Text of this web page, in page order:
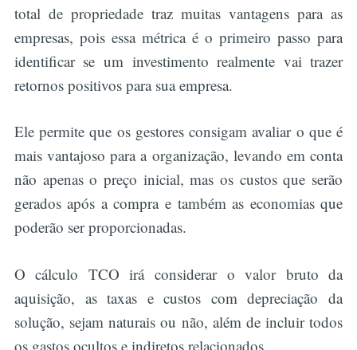
total de propriedade traz muitas vantagens para as
empresas, pois essa métrica é o primeiro passo para
identificar se um investimento realmente vai trazer
retornos positivos para sua empresa.
Ele permite que os gestores consigam avaliar o que é
mais vantajoso para a organização, levando em conta
não apenas o preço inicial, mas os custos que serão
gerados após a compra e também as economias que
poderão ser proporcionadas.
O cálculo TCO irá considerar o valor bruto da
aquisição, as taxas e custos com depreciação da
solução, sejam naturais ou não, além de incluir todos
os gastos ocultos e indiretos relacionados.